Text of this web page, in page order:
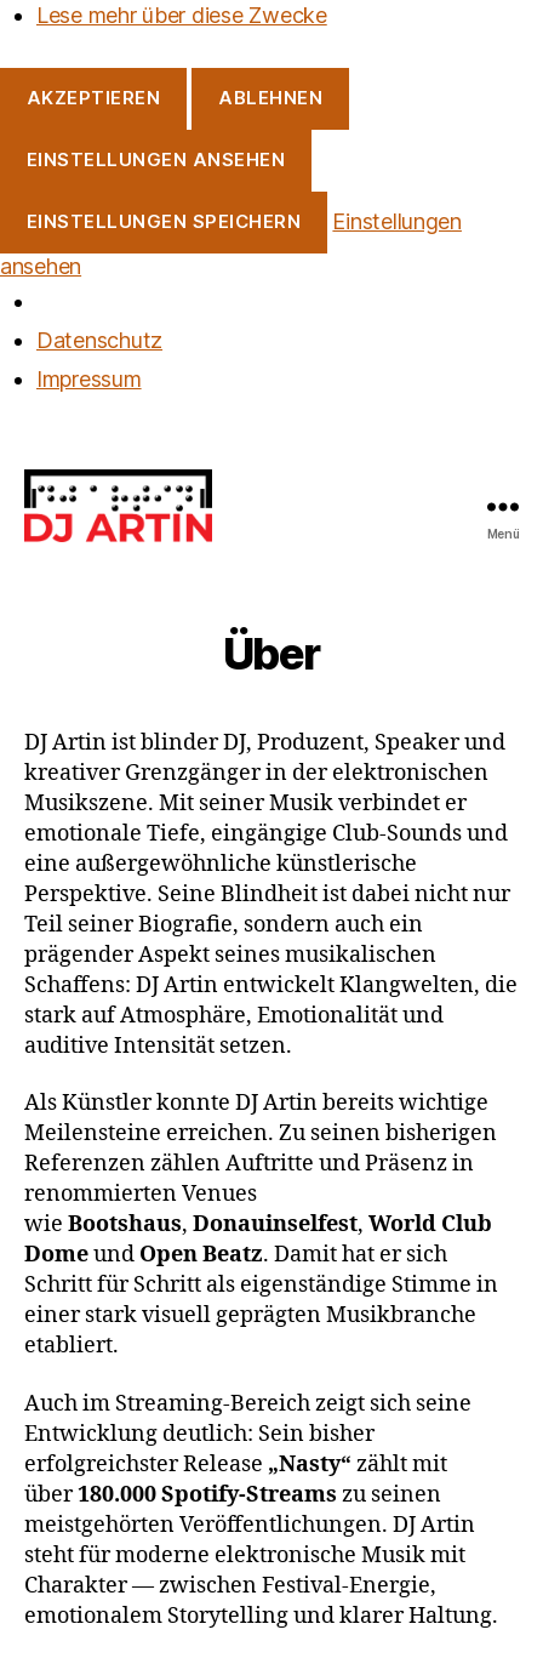
Lese mehr über diese Zwecke
AKZEPTIEREN ABLEHNEN
EINSTELLUNGEN ANSEHEN
EINSTELLUNGEN SPEICHERN
Einstellungen
ansehen
Datenschutz
Impressum
Menü
Über
DJ Artin ist blinder DJ, Produzent, Speaker und
kreativer Grenzgänger in der elektronischen
Musikszene. Mit seiner Musik verbindet er
emotionale Tiefe, eingängige Club-Sounds und
eine außergewöhnliche künstlerische
Perspektive. Seine Blindheit ist dabei nicht nur
Teil seiner Biografie, sondern auch ein
prägender Aspekt seines musikalischen
Schaffens: DJ Artin entwickelt Klangwelten, die
stark auf Atmosphäre, Emotionalität und
auditive Intensität setzen.
Als Künstler konnte DJ Artin bereits wichtige
Meilensteine erreichen. Zu seinen bisherigen
Referenzen zählen Auftritte und Präsenz in
renommierten Venues
wie Bootshaus, Donauinselfest, World Club
Domeund Open Beatz. Damit hat er sich
Schritt für Schritt als eigenständige Stimme in
einer stark visuell geprägten Musikbranche
etabliert.
Auch im Streaming-Bereich zeigt sich seine
Entwicklung deutlich: Sein bisher
erfolgreichster Release „Nasty“ zählt mit
über180.000 Spotify-Streams zu seinen
meistgehörten Veröffentlichungen. DJ Artin
steht für moderne elektronische Musik mit
Charakter — zwischen Festival-Energie,
emotionalem Storytelling und klarer Haltung.